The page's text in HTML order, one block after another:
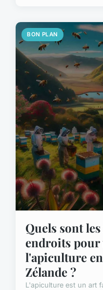
BON PLAN
Quels sont
endroits
l'apiculture
Zélande ?
L'apiculture est un art